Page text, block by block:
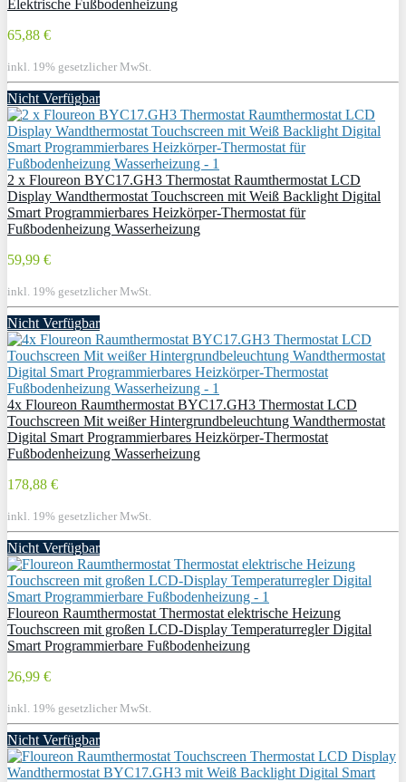
Elektrische Fußbodenheizung
65,88 €
inkl. 19% gesetzlicher MwSt.
Nicht Verfügbar
2 x Floureon BYC17.GH3 Thermostat Raumthermostat LCD
Display Wandthermostat Touchscreen mit Weiß Backlight Digital
Smart Programmierbares Heizkörper-Thermostat für
Fußbodenheizung Wasserheizung
59,99 €
inkl. 19% gesetzlicher MwSt.
Nicht Verfügbar
4x Floureon Raumthermostat BYC17.GH3 Thermostat LCD
Touchscreen Mit weißer Hintergrundbeleuchtung Wandthermostat
Digital Smart Programmierbares Heizkörper-Thermostat
Fußbodenheizung Wasserheizung
178,88 €
inkl. 19% gesetzlicher MwSt.
Nicht Verfügbar
Floureon Raumthermostat Thermostat elektrische Heizung
Touchscreen mit großen LCD-Display Temperaturregler Digital
Smart Programmierbare Fußbodenheizung
26,99 €
inkl. 19% gesetzlicher MwSt.
Nicht Verfügbar